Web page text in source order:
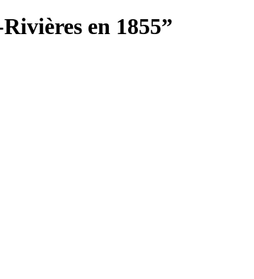
en 1855”